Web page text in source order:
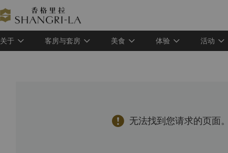
关于 客房与套房 美食 体验 活动
 无法找到您请求的页面